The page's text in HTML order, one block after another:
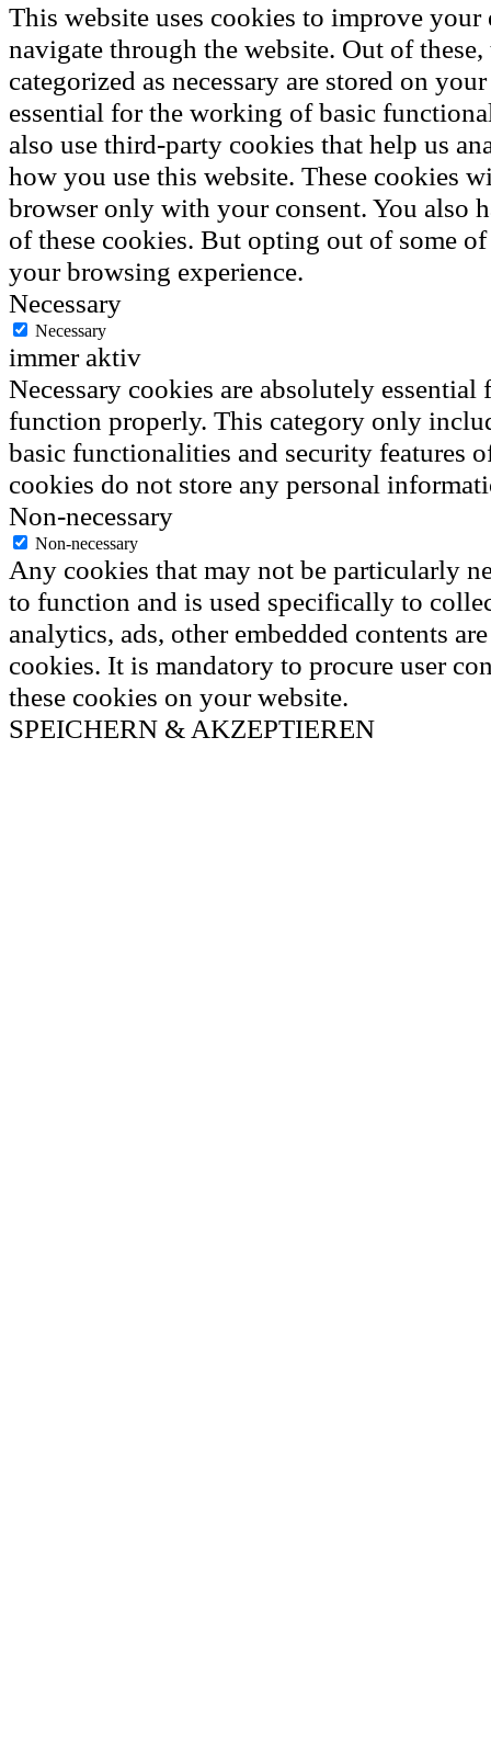
This website uses cookies to improve
navigate through the website. Out of
categorized as necessary are stored on
essential for the working of basic
also use third-party cookies that help us
how you use this website. These cookies
browser only with your consent. You also
of these cookies. But opting out of some
your browsing experience.
Necessary
Necessary
immer aktiv
Necessary cookies are absolutely essential
function properly. This category only
basic functionalities and security features
cookies do not store any personal
Non-necessary
Non-necessary
Any cookies that may not be particularly
to function and is used specifically to
analytics, ads, other embedded contents
cookies. It is mandatory to procure user
these cookies on your website.
SPEICHERN & AKZEPTIEREN